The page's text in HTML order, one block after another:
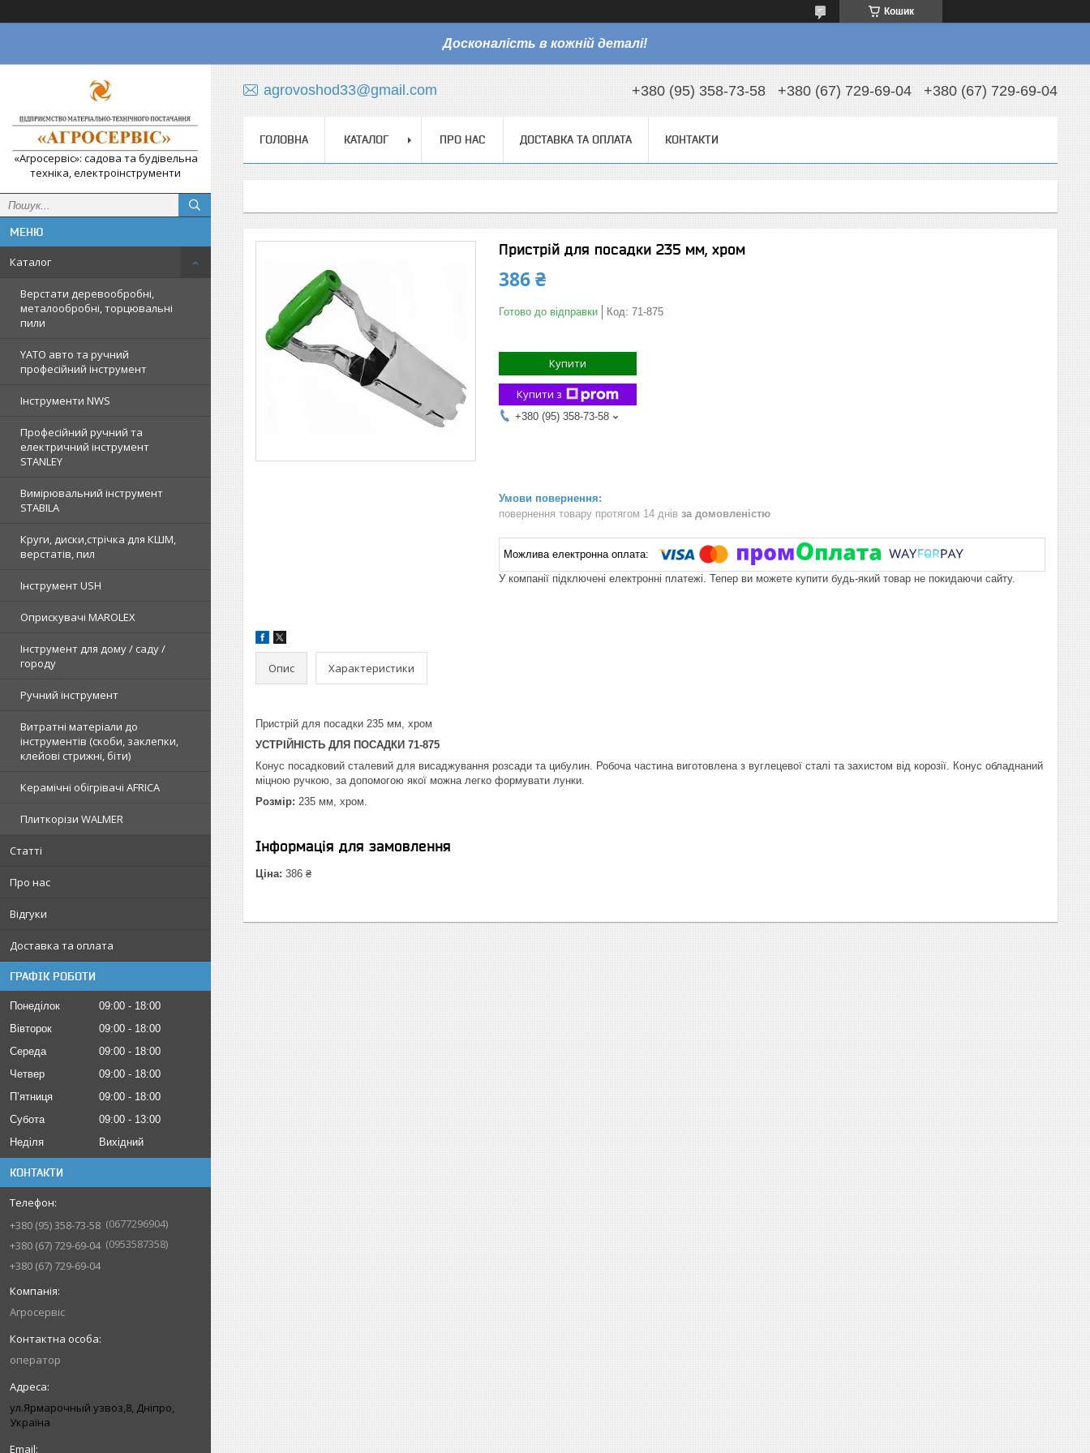
Кошик
Досконалість в кожній деталі!
«Агросервіс»: садова та будівельна
техніка, електроінструменти
Каталог
Верстати деревообробні,
металообробні, торцювальні
пили
YATO авто та ручний
професійний інструмент
Інструменти NWS
Професійний ручний та
електричний інструмент
STANLEY
Вимірювальний інструмент
STABILA
Круги, диски,стрічка для КШМ,
верстатів, пил
Інструмент USH
Оприскувачі MAROLEX
Інструмент для дому / саду /
городу
Ручний інструмент
Витратні матеріали до
інструментів (скоби, заклепки,
клейові стрижні, біти)
Керамічні обігрівачі AFRICA
Плиткорізи WALMER
Статті
Про нас
Відгуки
Доставка та оплата
ГРАФІК РОБОТИ
Понеділок 09:00
18:00
Вівторок
09:00
18:00
Середа
09:00
18:00
Четвер
09:00
18:00
Пʼятниця
09:00
18:00
Субота
09:00
13:00
Неділя
Вихідний
КОНТАКТИ
+380 (95) 358-73-58
0677296904
+380 (67) 729-69-04
0953587358
+380 (67) 729-69-04
Агросервіс
оператор
ул.Ярмарочный узвоз,8, Дніпро,
Україна
agrovoshod33@gmail.com +380 (95) 358-73-58 +380 (67) 729-69-04 +380 (67) 729-69-04
ГОЛОВНА КАТАЛОГ ПРО НАС ДОСТАВКА ТА ОПЛАТА КОНТАКТИ
Пристрій для посадки 235 мм, хром
386 ₴
Готово до відправки Код: 71-875
Купити
Купити з
+380 (95) 358-73-58
повернення товару протягом 14 днів за домовленістю
У компанії підключені електронні платежі. Тепер ви можете купити будь-який товар не покидаючи сайту.
Опис Характеристики
Пристрій для посадки 235 мм, хром
УСТРІЙНІСТЬ ДЛЯ ПОСАДКИ 71-875
Конус посадковий сталевий для висаджування розсади та цибулин. Робоча частина виготовлена з вуглецевої сталі та захистом від корозії. Конус обладнаний
міцною ручкою, за допомогою якої можна легко формувати лунки.
Розмір: 235 мм, хром.
Інформація для замовлення
Ціна: 386 ₴